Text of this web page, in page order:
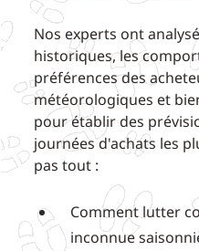
Nos experts ont
historiques, les
préférences des
météorologiques et
pour établir des
journées d'achats les
pas tout :
Comment lutter
inconnue